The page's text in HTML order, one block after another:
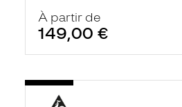
À partir de
149,00 €